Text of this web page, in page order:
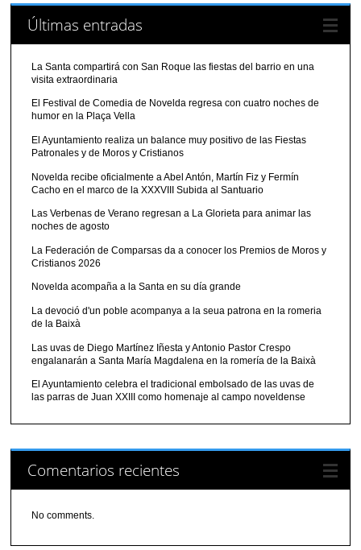
Últimas entradas
La Santa compartirá con San Roque las fiestas del barrio en una
visita extraordinaria
El Festival de Comedia de Novelda regresa con cuatro noches de
humor en la Plaça Vella
El Ayuntamiento realiza un balance muy positivo de las Fiestas
Patronales y de Moros y Cristianos
Novelda recibe oficialmente a Abel Antón, Martín Fiz y Fermín
Cacho en el marco de la XXXVIII Subida al Santuario
Las Verbenas de Verano regresan a La Glorieta para animar las
noches de agosto
La Federación de Comparsas da a conocer los Premios de Moros y
Cristianos 2026
Novelda acompaña a la Santa en su día grande
La devoció d'un poble acompanya a la seua patrona en la romeria
de la Baixà
Las uvas de Diego Martínez Iñesta y Antonio Pastor Crespo
engalanarán a Santa María Magdalena en la romería de la Baixà
El Ayuntamiento celebra el tradicional embolsado de las uvas de
las parras de Juan XXIII como homenaje al campo noveldense
Comentarios recientes
No comments.